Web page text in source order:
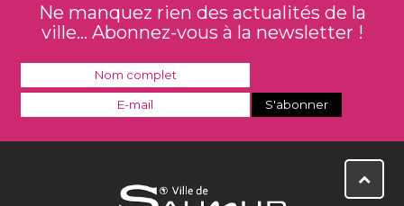
Ne manquez rien des actualités de la
ville... Abonnez-vous à la newsletter !